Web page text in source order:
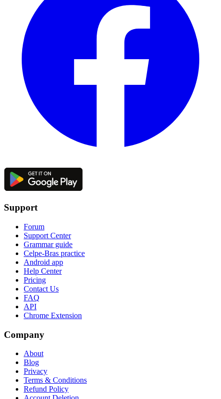
Support
Forum
Support Center
Grammar guide
Celpe-Bras practice
Android app
Help Center
Pricing
Contact Us
FAQ
API
Chrome Extension
Company
About
Blog
Privacy
Terms & Conditions
Refund Policy